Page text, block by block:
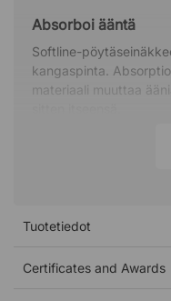
Absorboi ääntä
Softline-
kangaspinta.
materiaali muuttaa
Kahden suuntainen
sekä saapuvat että
Kangas:
Tuotetiedot
Certificates and Awards